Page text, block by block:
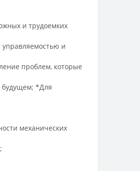
и трудоемких
управляемостью и
проблем, которые
будущем; *Для
механических